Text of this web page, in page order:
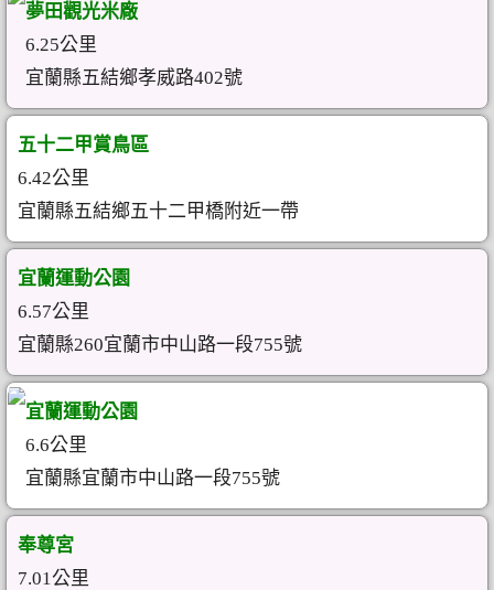
夢田觀光米廠
6.25公里
宜蘭縣五結鄉孝威路402號
五十二甲賞鳥區
6.42公里
宜蘭縣五結鄉五十二甲橋附近一帶
宜蘭運動公園
6.57公里
宜蘭縣260宜蘭市中山路一段755號
宜蘭運動公園
6.6公里
宜蘭縣宜蘭市中山路一段755號
奉尊宮
7.01公里